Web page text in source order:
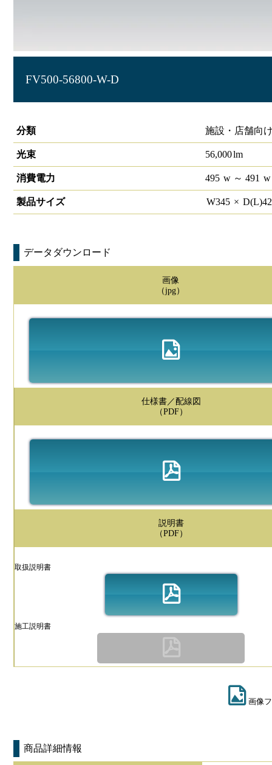
FV500-56800-W-D
分類
施設・店舗向
光束 56,000lm
消費電力 495 w～ 491 w
製品サイズ W345 × D(L)
データダウンロード
画像
（jpg）
仕様書／配線図
（PDF）
説明書
（PDF）
取扱説明書
施工説明書
画像
商品詳細情報